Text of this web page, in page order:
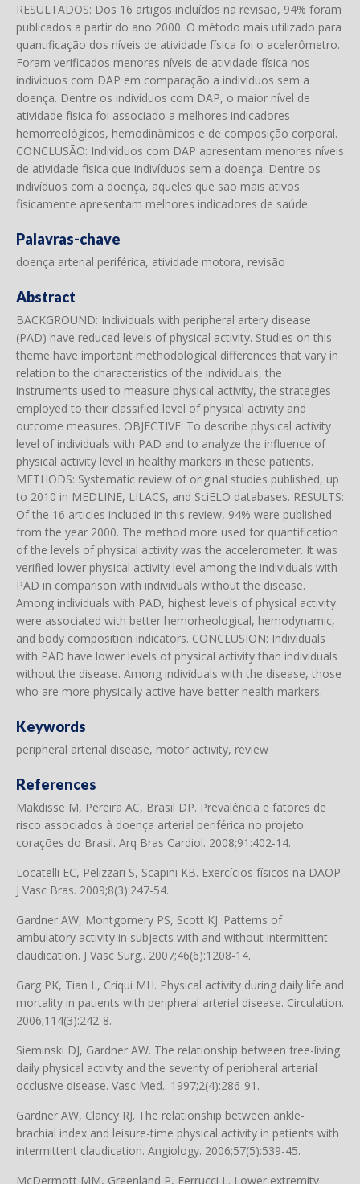
RESULTADOS: Dos 16 artigos incluídos na revisão, 94% foram
publicados a partir do ano 2000. O método mais utilizado para
quantificação dos níveis de atividade física foi o acelerômetro.
Foram verificados menores níveis de atividade física nos
indivíduos com DAP em comparação a indivíduos sem a
doença. Dentre os indivíduos com DAP, o maior nível de
atividade física foi associado a melhores indicadores
hemorreológicos, hemodinâmicos e de composição corporal.
CONCLUSÃO: Indivíduos com DAP apresentam menores níveis
de atividade física que indivíduos sem a doença. Dentre os
indivíduos com a doença, aqueles que são mais ativos
fisicamente apresentam melhores indicadores de saúde.
Palavras-chave
doença arterial periférica, atividade motora, revisão
Abstract
BACKGROUND: Individuals with peripheral artery disease
(PAD) have reduced levels of physical activity. Studies on this
theme have important methodological differences that vary in
relation to the characteristics of the individuals, the
instruments used to measure physical activity, the strategies
employed to their classified level of physical activity and
outcome measures. OBJECTIVE: To describe physical activity
level of individuals with PAD and to analyze the influence of
physical activity level in healthy markers in these patients.
METHODS: Systematic review of original studies published, up
to 2010 in MEDLINE, LILACS, and SciELO databases. RESULTS:
Of the 16 articles included in this review, 94% were published
from the year 2000. The method more used for quantification
of the levels of physical activity was the accelerometer. It was
verified lower physical activity level among the individuals with
PAD in comparison with individuals without the disease.
Among individuals with PAD, highest levels of physical activity
were associated with better hemorheological, hemodynamic,
and body composition indicators. CONCLUSION: Individuals
with PAD have lower levels of physical activity than individuals
without the disease. Among individuals with the disease, those
who are more physically active have better health markers.
Keywords
peripheral arterial disease, motor activity, review
References
Makdisse M, Pereira AC, Brasil DP. Prevalência e fatores de
risco associados à doença arterial periférica no projeto
corações do Brasil. Arq Bras Cardiol. 2008;91:402-14.
Locatelli EC, Pelizzari S, Scapini KB. Exercícios físicos na DAOP.
J Vasc Bras. 2009;8(3):247-54.
Gardner AW, Montgomery PS, Scott KJ. Patterns of
ambulatory activity in subjects with and without intermittent
claudication. J Vasc Surg.. 2007;46(6):1208-14.
Garg PK, Tian L, Criqui MH. Physical activity during daily life and
mortality in patients with peripheral arterial disease. Circulation.
2006;114(3):242-8.
Sieminski DJ, Gardner AW. The relationship between free-living
daily physical activity and the severity of peripheral arterial
occlusive disease. Vasc Med.. 1997;2(4):286-91.
Gardner AW, Clancy RJ. The relationship between ankle-
brachial index and leisure-time physical activity in patients with
intermittent claudication. Angiology. 2006;57(5):539-45.
McDermott MM, Greenland P, Ferrucci L. Lower extremity